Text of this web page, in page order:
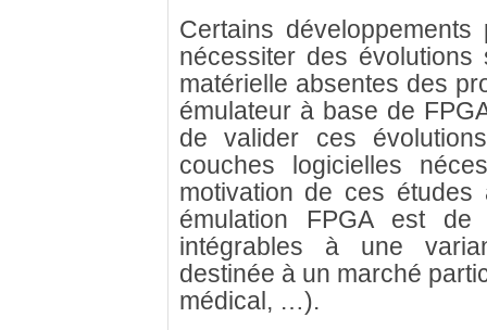
Certains
nécessiter des évolutions
matérielle absentes des
émulateur à base de
de valider ces
couches logicielles
motivation de ces études
émulation FPGA est de
intégrables à une
destinée à un marché
médical, …).